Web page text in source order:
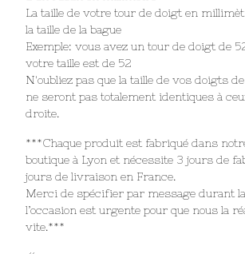
La taille de votre tour de doigt en
la taille de la bague
Exemple: vous avez un tour de doigt de
votre taille est de 52
N'oubliez pas que la taille de vos doigts
ne seront pas totalement identiques à
droite.
***Chaque produit est fabriqué dans
boutique à Lyon et nécessite 3 jours de
jours de livraison en France.
Merci de spécifier par message durant
l’occasion est urgente pour que nous la
vite.***